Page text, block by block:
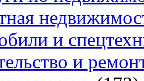
и
и